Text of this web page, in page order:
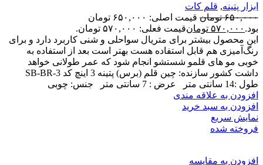
ابزار پتینه, قلم کات
۶۵۰,۰۰۰ تومان
قیمت اصلی: ۶۵۰,۰۰۰ تومان
بود. ۵۷۰,۰۰۰ تومانقیمت فعلی: ۵۷۰,۰۰۰ تومان.
این محصول بیشتر برای متریال سواحلی و شنی کاربرد دارد و برای
رنگ‌آمیزی هم قابل استفاده هست بهتر است بعد از استفاده به
خوبی مو های قلمو شستشو انجام شود که عمر طولانی خواهد
طول :14 سانتی متر عرض : 7 سانتی متر جنس: چوبی
افزودن به علاقه مندی
افزودن به سبد خرید
نمایش سریع
فروخته شده
افزودن به مقایسه